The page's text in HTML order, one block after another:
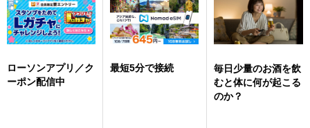
ローソンアプリ／ク
ーポン配信中
最短5分で接続
毎日少量のお酒を飲
むと体に何が起こる
のか？